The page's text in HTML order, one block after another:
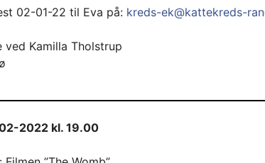
02-01-22 til Eva på: kreds-ek@kattekreds-
ved Kamilla Tholstrup
2022 kl. 19.00